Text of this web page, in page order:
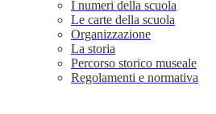
I numeri della scuola
Le carte della scuola
Organizzazione
La storia
Percorso storico museale
Regolamenti e normativa